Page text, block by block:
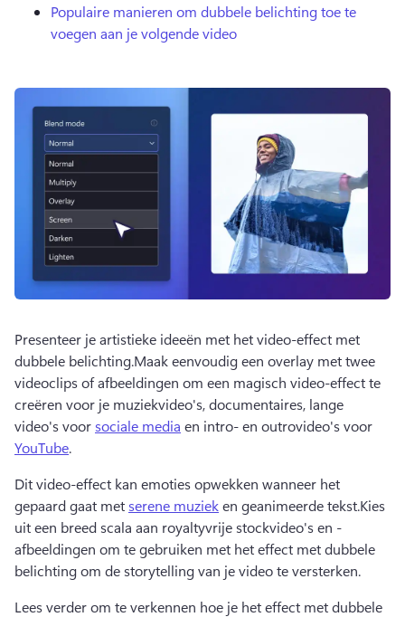
Populaire manieren om dubbele belichting toe te
voegen aan je volgende video
Presenteer je artistieke ideeën met het video-effect met
dubbele belichting.Maak eenvoudig een overlay met twee
videoclips of afbeeldingen om een magisch video-effect te
creëren voor je muziekvideo's, documentaires, lange
video's voor sociale media en intro- en outrovideo's voor
YouTube.
Dit video-effect kan emoties opwekken wanneer het
gepaard gaat met serene muziek en geanimeerde tekst.Kies
uit een breed scala aan royaltyvrije stockvideo's en -
afbeeldingen om te gebruiken met het effect met dubbele
belichting om de storytelling van je video te versterken.
Lees verder om te verkennen hoe je het effect met dubbele